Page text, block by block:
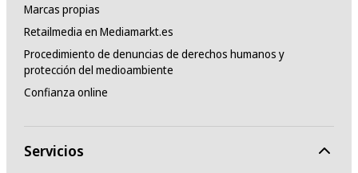
Marcas propias
Retailmedia en Mediamarkt.es
Procedimiento de denuncias de derechos humanos y
protección del medioambiente
Confianza online
Servicios